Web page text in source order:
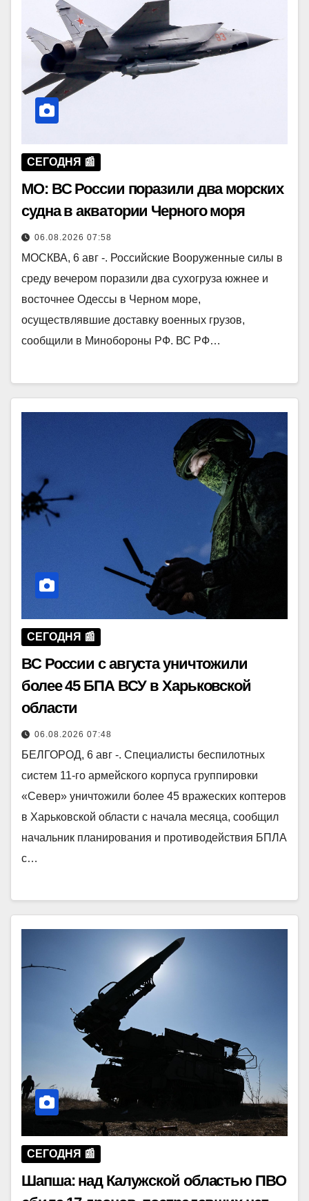
СЕГОДНЯ 📰
МО: ВС России поразили два морских
судна в акватории Черного моря
06.08.2026 07:58
МОСКВА, 6 авг -. Российские Вооруженные силы в
среду вечером поразили два сухогруза южнее и
восточнее Одессы в Черном море,
осуществлявшие доставку военных грузов,
сообщили в Минобороны РФ. ВС РФ…
СЕГОДНЯ 📰
ВС России с августа уничтожили
более 45 БПА ВСУ в Харьковской
области
06.08.2026 07:48
БЕЛГОРОД, 6 авг -. Специалисты беспилотных
систем 11-го армейского корпуса группировки
«Север» уничтожили более 45 вражеских коптеров
в Харьковской области с начала месяца, сообщил
начальник планирования и противодействия БПЛА
с…
СЕГОДНЯ 📰
Шапша: над Калужской областью ПВО